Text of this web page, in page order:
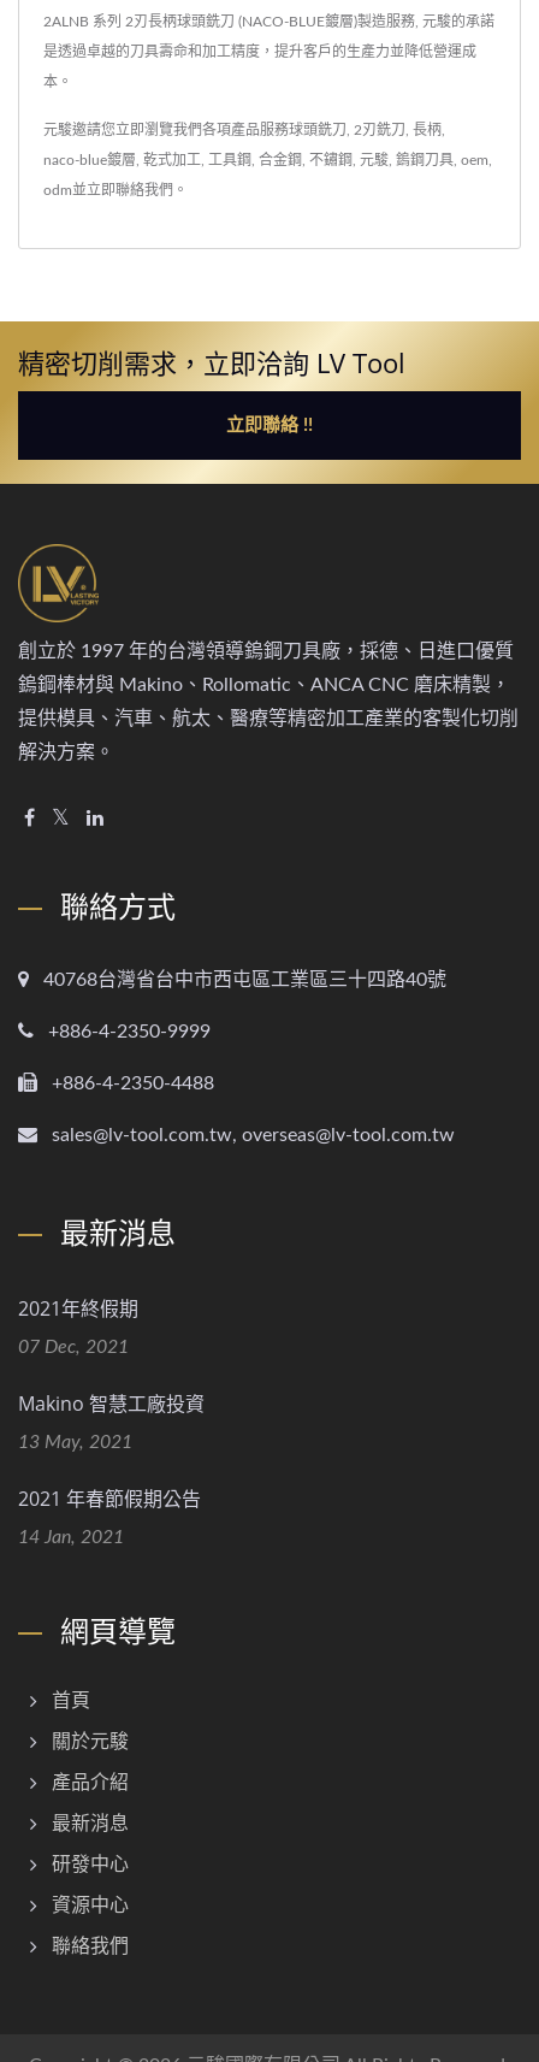
2ALNB 系列 2刃長柄球頭銑刀 (NACO-BLUE鍍層)製造服務, 元駿的承諾
是透過卓越的刀具壽命和加工精度，提升客戶的生產力並降低營運成
本。
元駿邀請您立即瀏覽我們各項產品服務球頭銑刀 2刃銑刀 長柄
naco-blue鍍層 乾式加工 工具鋼 合金鋼 不鏽鋼 元駿 鎢鋼刀具 oem
odm並立即聯絡我們 。
精密切削需求，立即洽詢 LV Tool
立即聯絡 !!
創立於 1997 年的台灣領導鎢鋼刀具廠，採德、日進口優質
鎢鋼棒材與 Makino、Rollomatic、ANCA CNC 磨床精製，
提供模具、汽車、航太、醫療等精密加工產業的客製化切削
解決方案。
聯絡方式
40768台灣省台中市西屯區工業區三十四路40號
+886-4-2350-9999
+886-4-2350-4488
sales@lv-tool.com.tw, overseas@lv-tool.com.tw
最新消息
2021年終假期
07 Dec, 2021
Makino 智慧工廠投資
13 May, 2021
2021 年春節假期公告
14 Jan, 2021
網頁導覽
首頁
關於元駿
產品介紹
最新消息
研發中心
資源中心
聯絡我們